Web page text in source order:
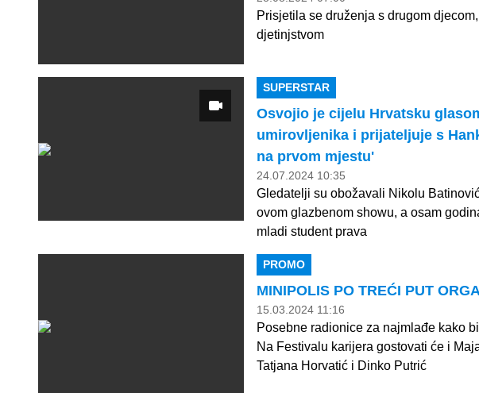
Prisjetila se druženja s drugom
djetinjstvom
SUPERSTAR
Osvojio je cijelu Hrvatsku
umirovljenika i prijateljuje s
na prvom mjestu'
24.07.2024 10:35
Gledatelji su obožavali Nikolu
ovom glazbenom showu, a osam
mladi student prava
PROMO
MINIPOLIS PO TREĆI PUT
15.03.2024 11:16
Posebne radionice za najmlađe kako
Na Festivalu karijera gostovati će i
Tatjana Horvatić i Dinko Putrić